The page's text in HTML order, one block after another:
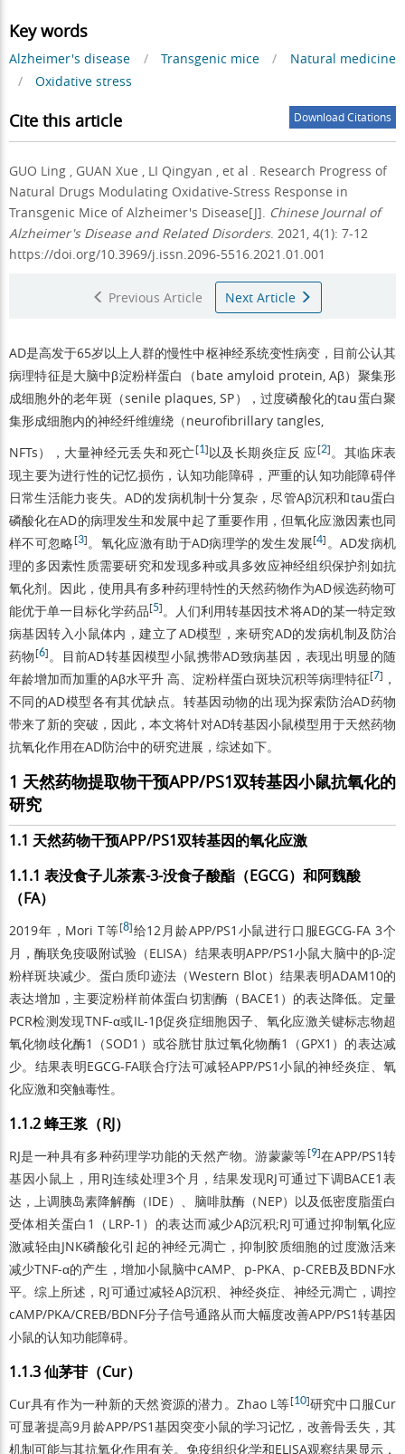
Key words
Alzheimer's disease / Transgenic mice /
Natural medicine
/
Oxidative stress
Cite this article Download Citations
GUO Ling , GUAN Xue , LI Qingyan , et al . Research Progress of
Natural Drugs Modulating Oxidative-Stress Response in
Transgenic Mice of Alzheimer's Disease[J]. Chinese Journal of
Alzheimer's Disease and Related Disorders. 2021, 4(1): 7-12
https://doi.org/10.3969/j.issn.2096-5516.2021.01.001
Previous Article Next Article
AD是高发于65岁以上人群的慢性中枢神经系统变性病变，目前公认其
病理特征是大脑中β淀粉样蛋白（bate amyloid protein, Aβ）聚集形
成细胞外的老年斑（senile plaques, SP），过度磷酸化的tau蛋白聚
集形成细胞内的神经纤维缠绕（neurofibrillary tangles,
NFTs），大量神经元丢失和死亡[1]以及长期炎症反 应[2]。其临床表
现主要为进行性的记忆损伤，认知功能障碍，严重的认知功能障碍伴
日常生活能力丧失。AD的发病机制十分复杂，尽管Aβ沉积和tau蛋白
磷酸化在AD的病理发生和发展中起了重要作用，但氧化应激因素也同
样不可忽略[3]。氧化应激有助于AD病理学的发生发展[4] 。AD发病机
理的多因素性质需要研究和发现多种或具多效应神经组织保护剂如抗
氧化剂。因此，使用具有多种药理特性的天然药物作为AD候选药物可
能优于单一目标化学药品[5]。人们利用转基因技术将AD的某一特定致
病基因转入小鼠体内，建立了AD模型，来研究AD的发病机制及防治
药物 [6]。目前AD转基因模型小鼠携带AD致病基因，表现出明显的随
年龄增加而加重的Aβ水平升 高、淀粉样蛋白斑块沉积等病理特征[7] ，
不同的AD模型各有其优缺点。转基因动物的出现为探索防治AD药物
带来了新的突破，因此，本文将针对AD转基因小鼠模型用于天然药物
抗氧化作用在AD防治中的研究进展，综述如下。
1 天然药物提取物干预APP/PS1双转基因小鼠抗氧化的
研究
1.1 天然药物干预APP/PS1双转基因的氧化应激
1.1.1 表没食子儿茶素-3-没食子酸酯（EGCG）和阿魏酸
（FA）
2019年，Mori T等[8]给12月龄APP/PS1小鼠进行口服EGCG-FA 3个
月，酶联免疫吸附试验（ELISA）结果表明APP/PS1小鼠大脑中的β-淀
粉样斑块减少。蛋白质印迹法（Western Blot）结果表明ADAM10的
表达增加，主要淀粉样前体蛋白切割酶（BACE1）的表达降低。定量
PCR检测发现TNF-α或IL-1β促炎症细胞因子、氧化应激关键标志物超
氧化物歧化酶1（SOD1）或谷胱甘肽过氧化物酶1（GPX1）的表达减
少。结果表明EGCG-FA联合疗法可减轻APP/PS1小鼠的神经炎症、氧
化应激和突触毒性。
1.1.2 蜂王浆（RJ）
RJ是一种具有多种药理学功能的天然产物。游蒙蒙等[9]在APP/PS1转
基因小鼠上，用RJ连续处理3个月，结果发现RJ可通过下调BACE1表
达，上调胰岛素降解酶（IDE）、脑啡肽酶（NEP）以及低密度脂蛋白
受体相关蛋白1（LRP-1）的表达而减少Aβ沉积;RJ可通过抑制氧化应
激减轻由JNK磷酸化引起的神经元凋亡，抑制胶质细胞的过度激活来
减少TNF-α的产生，增加小鼠脑中cAMP、p-PKA、p-CREB及BDNF水
平。综上所述，RJ可通过减轻Aβ沉积、神经炎症、神经元凋亡，调控
cAMP/PKA/CREB/BDNF分子信号通路从而大幅度改善APP/PS1转基因
小鼠的认知功能障碍。
1.1.3 仙茅苷（Cur）
Cur具有作为一种新的天然资源的潜力。Zhao L等[10]研究中口服Cur
可显著提高9月龄APP/PS1基因突变小鼠的学习记忆，改善骨丢失，其
机制可能与其抗氧化作用有关。免疫组织化学和ELISA观察结果显示，